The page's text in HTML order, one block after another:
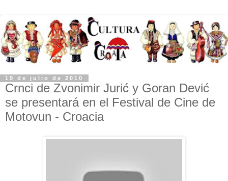
19 de julio de 2010
Crnci de Zvonimir Jurić y Goran Dević
se presentará en el Festival de Cine de
Motovun - Croacia